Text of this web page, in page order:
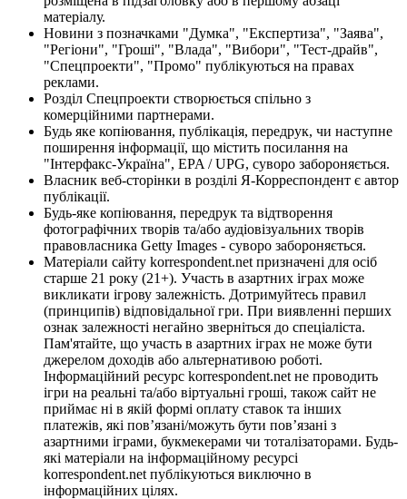
матеріалу.
Новини з позначками "Думка", "Експертиза", "Заява",
"Регіони", "Гроші", "Влада", "Вибори", "Тест-драйв",
"Спецпроекти", "Промо" публікуються на правах
реклами.
Розділ Спецпроекти створюється спільно з
комерційними партнерами.
Будь яке копіювання, публікація, передрук, чи наступне
поширення інформації, що містить посилання на
"Інтерфакс-Україна", EPA / UPG, суворо забороняється.
Власник веб-сторінки в розділі Я-Корреспондент є автор
публікації.
Будь-яке копіювання, передрук та відтворення
фотографічних творів та/або аудіовізуальних творів
правовласника Getty Images - суворо забороняється.
Матеріали сайту korrespondent.net призначені для осіб
старше 21 року (21+). Участь в азартних іграх може
викликати ігрову залежність. Дотримуйтесь правил
(принципів) відповідальної гри. При виявленні перших
ознак залежності негайно зверніться до спеціаліста.
Пам'ятайте, що участь в азартних іграх не може бути
джерелом доходів або альтернативою роботі.
Інформаційний ресурс korrespondent.net не проводить
ігри на реальні та/або віртуальні гроші, також сайт не
приймає ні в якій формі оплату ставок та інших
платежів, які пов’язані/можуть бути пов’язані з
азартними іграми, букмекерами чи тоталізаторами. Будь-
які матеріали на інформаційному ресурсі
korrespondent.net публікуються виключно в
інформаційних цілях.